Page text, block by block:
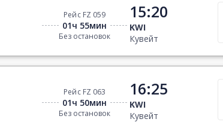
Рейс FZ 059
01ч 55мин
Без остановок
15:20
KWI
Кувейт
Рейс FZ 063
01ч 50мин
Без остановок
16:25
KWI
Кувейт